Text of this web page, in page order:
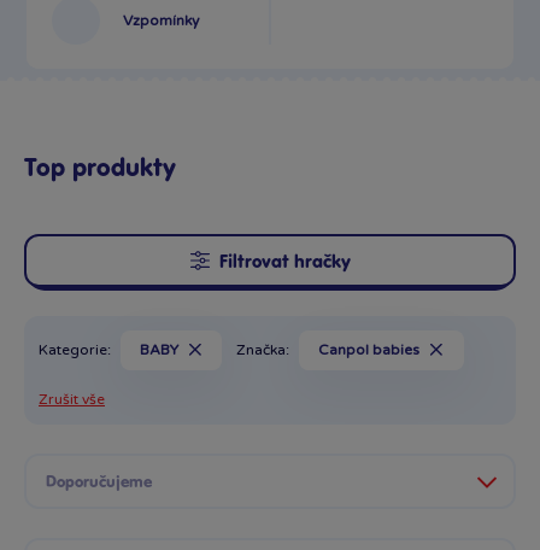
Vzpomínky
Top produkty
Filtrovat hračky
Kategorie: BABY Značka: Canpol babies
Zrušit vše